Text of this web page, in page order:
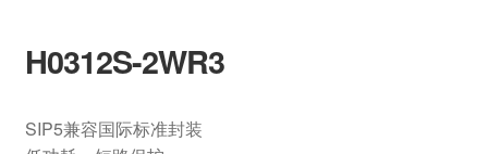
H0312S-2WR3
SIP5兼容国际标准封装